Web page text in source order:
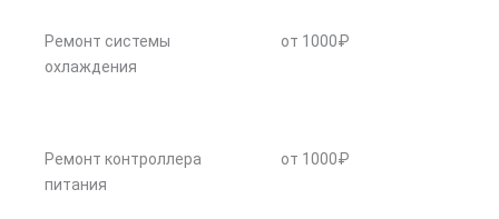
Ремонт системы
охлаждения
от 1000₽
Ремонт контроллера
питания
от 1000₽